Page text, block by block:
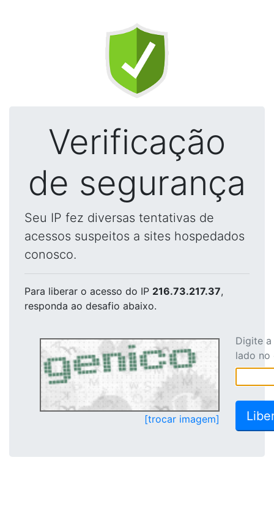
Verificação
de segurança
Seu IP fez diversas tentativas de
acessos suspeitos a sites hospedados
conosco.
Para liberar o acesso do IP 216.73.217.37,
responda ao desafio abaixo.
[trocar imagem]
Digite
lado no